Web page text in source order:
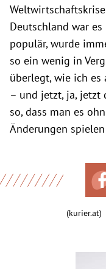
Deutschland war
populär, wurde
so ein wenig in
überlegt, wie ich es
– und jetzt, ja, jetzt
so, dass man es
Änderungen